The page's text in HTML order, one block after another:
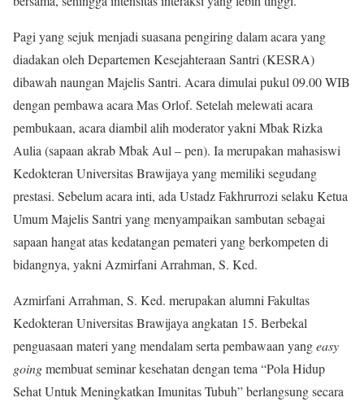
Pagi yang sejuk menjadi suasana pengiring dalam acara yang
diadakan oleh Departemen Kesejahteraan Santri (KESRA)
dibawah naungan Majelis Santri. Acara dimulai pukul 09.00 WIB
dengan pembawa acara Mas Orlof. Setelah melewati acara
pembukaan, acara diambil alih moderator yakni Mbak Rizka
Aulia (sapaan akrab Mbak Aul – pen). Ia merupakan mahasiswi
Kedokteran Universitas Brawijaya yang memiliki segudang
prestasi. Sebelum acara inti, ada Ustadz Fakhrurrozi selaku Ketua
Umum Majelis Santri yang menyampaikan sambutan sebagai
sapaan hangat atas kedatangan pemateri yang berkompeten di
bidangnya, yakni Azmirfani Arrahman, S. Ked.
Azmirfani Arrahman, S. Ked. merupakan alumni Fakultas
Kedokteran Universitas Brawijaya angkatan 15. Berbekal
penguasaan materi yang mendalam serta pembawaan yangeasy
goingmembuat seminar kesehatan dengan tema “Pola Hidup
Sehat Untuk Meningkatkan Imunitas Tubuh” berlangsung secara